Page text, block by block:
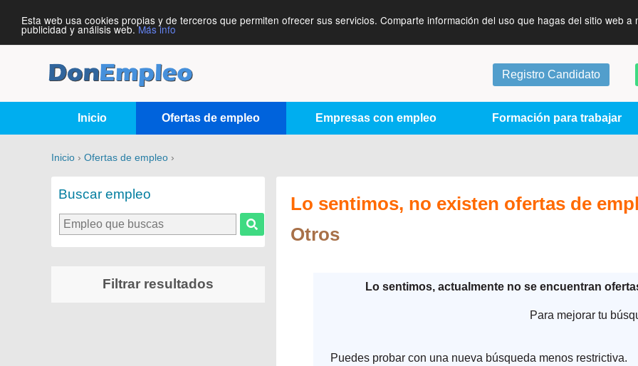
Esta web usa cookies propias y de terceros que permiten ofrecer sus servicios. Comparte información del uso que hagas del sitio web
publicidad y análisis web.Más info
Registro Candidato
Inicio Ofertas de empleo Empresas con empleo Formación para trabajar
Inicio › Ofertas de empleo ›
Buscar empleo
Filtrar resultados
Lo sentimos, no existen ofertas de
Otros
Lo sentimos, actualmente no se encuentran
Para mejorar tu
Puedes probar con una nueva búsqueda menos restrictiva.